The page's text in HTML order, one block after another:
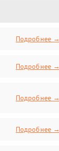
Подробнее →
Подробнее →
Подробнее →
Подробнее →